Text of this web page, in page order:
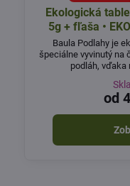
Ekologická
5g + fľaša •
Baula Podlahy je
špeciálne vyvinutý na
podláh, vďaka
od